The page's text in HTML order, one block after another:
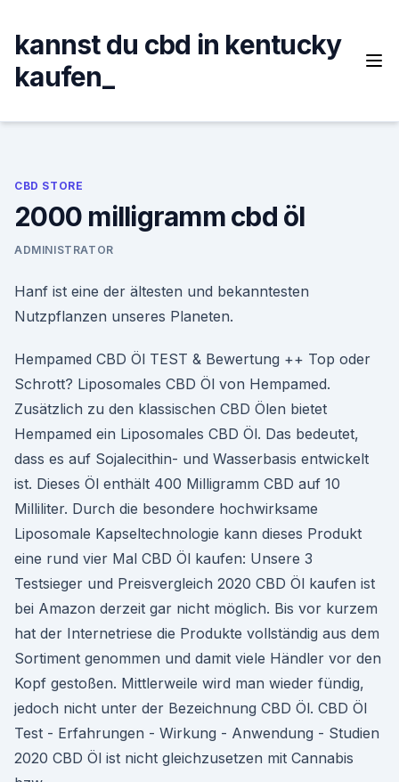
content
kannst du cbd in kentucky
kaufen_
CBD STORE
2000 milligramm cbd öl
ADMINISTRATOR
Hanf ist eine der ältesten und bekanntesten
Nutzpflanzen unseres Planeten.
Hempamed CBD Öl TEST & Bewertung ++ Top oder
Schrott? Liposomales CBD Öl von Hempamed.
Zusätzlich zu den klassischen CBD Ölen bietet
Hempamed ein Liposomales CBD Öl. Das bedeutet,
dass es auf Sojalecithin- und Wasserbasis entwickelt
ist. Dieses Öl enthält 400 Milligramm CBD auf 10
Milliliter. Durch die besondere hochwirksame
Liposomale Kapseltechnologie kann dieses Produkt
eine rund vier Mal CBD Öl kaufen: Unsere 3
Testsieger und Preisvergleich 2020 CBD Öl kaufen ist
bei Amazon derzeit gar nicht möglich. Bis vor kurzem
hat der Internetriese die Produkte vollständig aus dem
Sortiment genommen und damit viele Händler vor den
Kopf gestoßen. Mittlerweile wird man wieder fündig,
jedoch nicht unter der Bezeichnung CBD Öl. CBD Öl
Test - Erfahrungen - Wirkung - Anwendung - Studien
2020 CBD Öl ist nicht gleichzusetzen mit Cannabis